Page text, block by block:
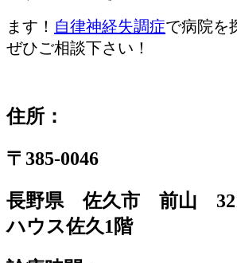
ます！ 自律神経失調症で病院を
ぜひご相談下さい！
住所：
〒385-0046
長野県 佐久市 前山
ハウス佐久1階